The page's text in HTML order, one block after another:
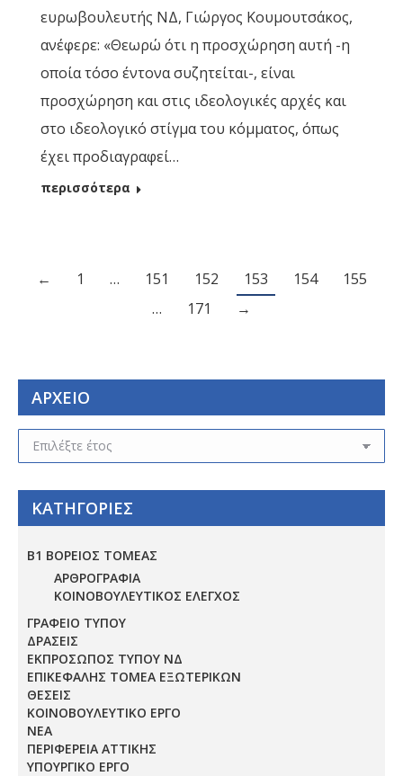
ευρωβουλευτής ΝΔ, Γιώργος Κουμουτσάκος,
ανέφερε: «Θεωρώ ότι η προσχώρηση αυτή -η
οποία τόσο έντονα συζητείται-, είναι
προσχώρηση και στις ιδεολογικές αρχές και
στο ιδεολογικό στίγμα του κόμματος, όπως
έχει προδιαγραφεί…
περισσότερα
← 1 … 151 152 153 154
155
…
171 →
ΑΡΧΕΙΟ
ΑΡΧΕΙΟ
ΚΑΤΗΓΟΡΙΕΣ
Β1 ΒΟΡΕΙΟΣ ΤΟΜΕΑΣ
ΑΡΘΡΟΓΡΑΦΙΑ
ΚΟΙΝΟΒΟΥΛΕΥΤΙΚΟΣ ΕΛΕΓΧΟΣ
ΓΡΑΦΕΙΟ ΤΥΠΟΥ
ΔΡΑΣΕΙΣ
ΕΚΠΡΟΣΩΠΟΣ ΤΥΠΟΥ ΝΔ
ΕΠΙΚΕΦΑΛΗΣ ΤΟΜΕΑ ΕΞΩΤΕΡΙΚΩΝ
ΘΕΣΕΙΣ
ΚΟΙΝΟΒΟΥΛΕΥΤΙΚΟ ΕΡΓΟ
ΝΕΑ
ΠΕΡΙΦΕΡΕΙΑ ΑΤΤΙΚΗΣ
ΥΠΟΥΡΓΙΚΟ ΕΡΓΟ